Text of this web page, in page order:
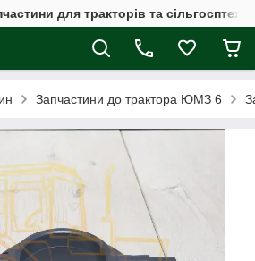
для тракторів та
Запчастини до трактора ЮМЗ 6